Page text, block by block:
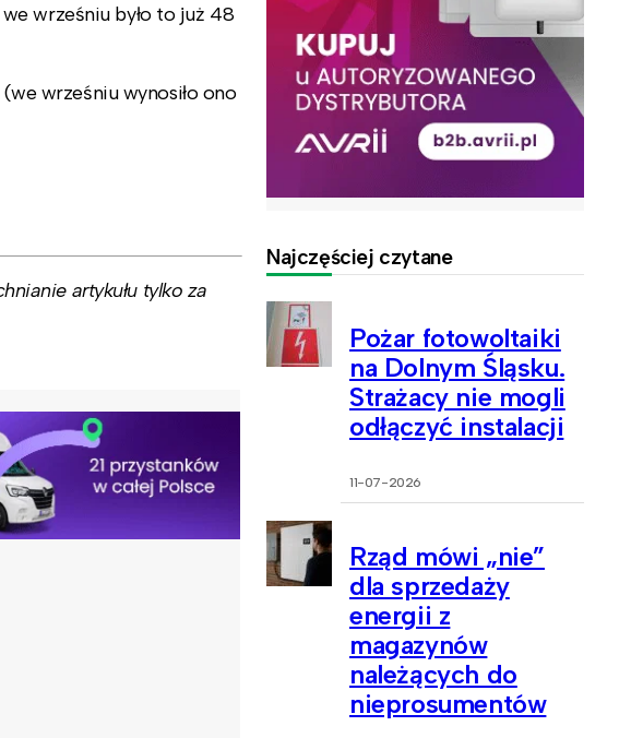
we wrześniu było to już 48
wrześniu wynosiło ono
artykułu tylko za
Najczęściej czytane
Pożar fotowoltaiki
na Dolnym Śląsku.
Strażacy nie mogli
odłączyć instalacji
11-07-2026
Rząd mówi „nie”
dla sprzedaży
energii z
magazynów
należących do
nieprosumentów